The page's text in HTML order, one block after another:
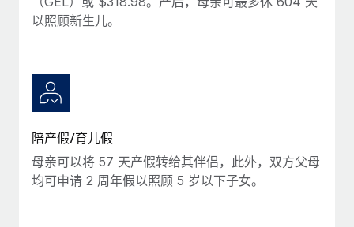
以照顾新生儿。
陪产假/育儿假
母亲可以将 57 天产假转给其伴侣，此外，双方父母
均可申请 2 周年假以照顾 5 岁以下子女。